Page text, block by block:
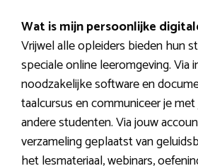
Wat is mijn persoonlijke
Vrijwel alle opleiders bieden hun
speciale online leeromgeving. Via
noodzakelijke software en
taalcursus en communiceer je
andere studenten. Via jouw
verzameling geplaatst van
het lesmateriaal, webinars,